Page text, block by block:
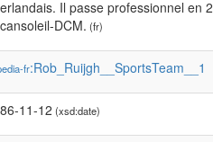
Il passe professionnel en
DCM. (fr)
fr:Rob_Ruijgh__SportsTeam__1
11-12 (xsd:date)